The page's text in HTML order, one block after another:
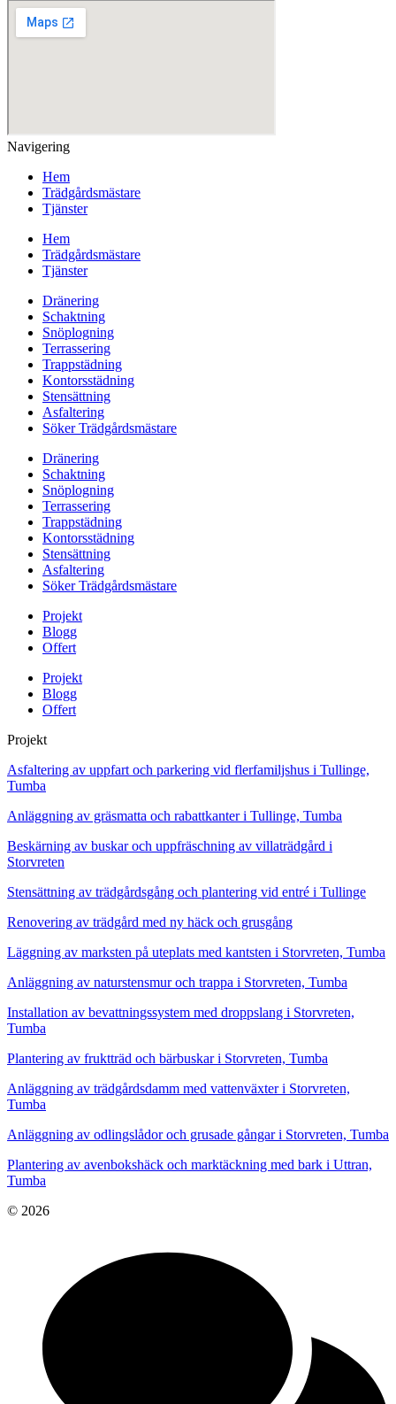
Navigering
Hem
Trädgårdsmästare
Tjänster
Hem
Trädgårdsmästare
Tjänster
Dränering
Schaktning
Snöplogning
Terrassering
Trappstädning
Kontorsstädning
Stensättning
Asfaltering
Söker Trädgårdsmästare
Dränering
Schaktning
Snöplogning
Terrassering
Trappstädning
Kontorsstädning
Stensättning
Asfaltering
Söker Trädgårdsmästare
Projekt
Blogg
Offert
Projekt
Blogg
Offert
Projekt
Asfaltering av uppfart och parkering vid flerfamiljshus i Tullinge,
Tumba
Anläggning av gräsmatta och rabattkanter i Tullinge, Tumba
Beskärning av buskar och uppfräschning av villaträdgård i
Storvreten
Stensättning av trädgårdsgång och plantering vid entré i Tullinge
Renovering av trädgård med ny häck och grusgång
Läggning av marksten på uteplats med kantsten i Storvreten, Tumba
Anläggning av naturstensmur och trappa i Storvreten, Tumba
Installation av bevattningssystem med droppslang i Storvreten,
Tumba
Plantering av fruktträd och bärbuskar i Storvreten, Tumba
Anläggning av trädgårdsdamm med vattenväxter i Storvreten,
Tumba
Anläggning av odlingslådor och grusade gångar i Storvreten, Tumba
Plantering av avenbokshäck och marktäckning med bark i Uttran,
Tumba
© 2026